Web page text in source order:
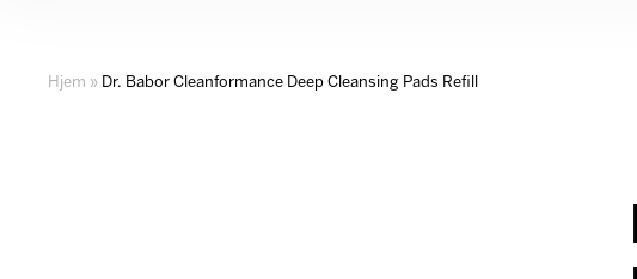
Hjem » Dr. Babor Cleanformance Deep Cleansing Pads Refill